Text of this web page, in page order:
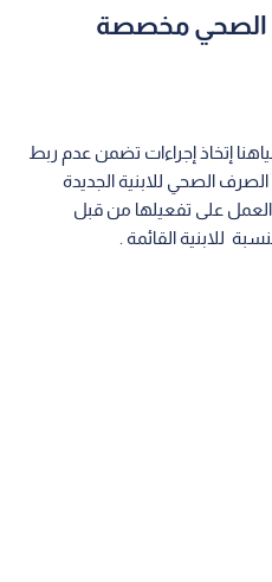
الصحي مخصصة
إتخاذ إجراءات تضمن عدم ربط
الصحي للابنية الجديدة
على تفعيلها من قبل
للابنية القائمة .